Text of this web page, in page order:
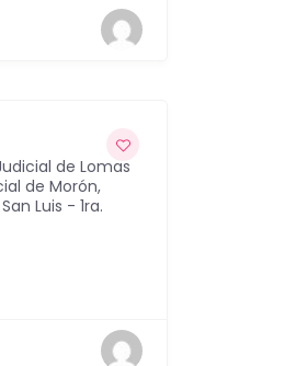
de Lomas
de Morón,
San Luis - 1ra.